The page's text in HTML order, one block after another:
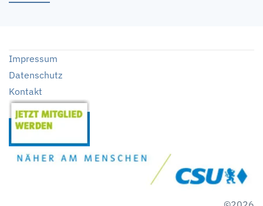
Impressum
Datenschutz
Kontakt